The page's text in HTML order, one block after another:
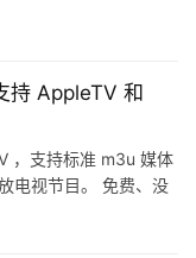
持 AppleTV 和
，支持标准 m3u 媒体
电视节目。 免费、没